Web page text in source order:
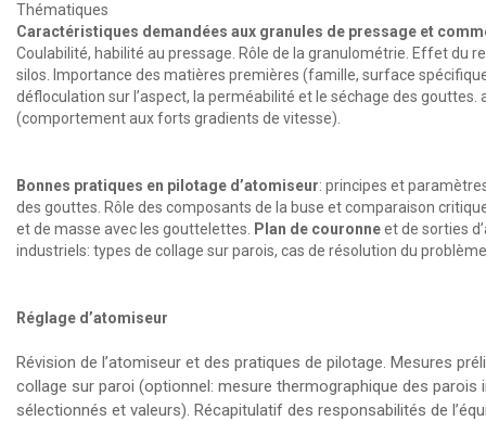
Thématiques
Caractéristiques demandées aux granules de pressage et
Coulabilité, habilité au pressage. Rôle de la granulométrie. Effet du
silos. Importance des matières premières (famille, surface
défloculation sur l’aspect, la perméabilité et le séchage des
(comportement aux forts gradients de vitesse).
Bonnes pratiques en pilotage d’atomiseur: principes et
des gouttes. Rôle des composants de la buse et comparaison
et de masse avec les gouttelettes.
Plan de couronneet de sorties
industriels: types de collage sur parois, cas de résolution du
Réglage d’atomiseur
Révision de l’atomiseur et des pratiques de pilotage. Mesures
collage sur paroi (optionnel: mesure thermographique des parois
sélectionnés et valeurs). Récapitulatif des responsabilités de